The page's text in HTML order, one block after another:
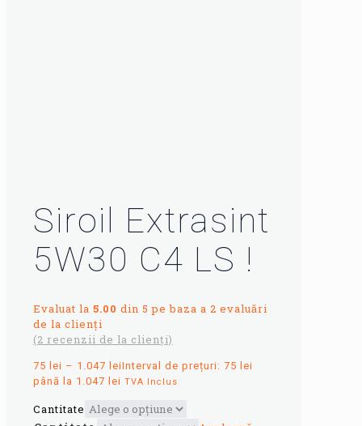
Siroil Extrasint
5W30 C4 LS !
Evaluat la 5.00 din 5 pe baza a 2 evaluări
de la clienți
(2 recenzii de la clienți)
75 lei – 1.047 leiInterval de prețuri: 75 lei
până la 1.047 lei TVA Inclus
Cantitate